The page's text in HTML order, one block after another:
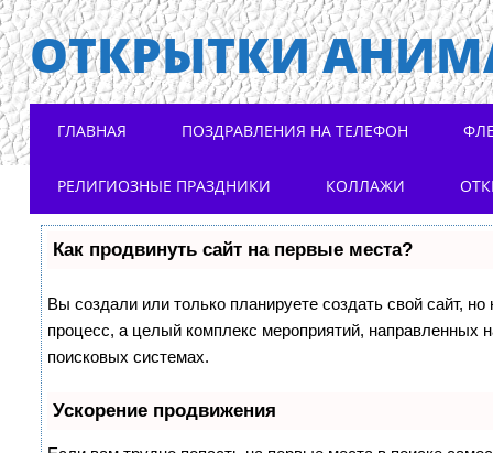
ОТКРЫТКИ
Main menu
ГЛАВНАЯ ПОЗДРАВЛЕНИЯ НА ТЕЛЕФОН
РЕЛИГИОЗНЫЕ ПРАЗДНИКИ КОЛЛАЖИ
Как продвинуть сайт на первые места?
Вы создали или только планируете создать свой сайт,
процесс, а целый комплекс мероприятий, направленных
поисковых системах.
Ускорение продвижения